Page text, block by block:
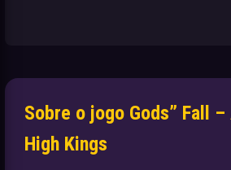
Sobre o jogo Gods” Fall
High Kings